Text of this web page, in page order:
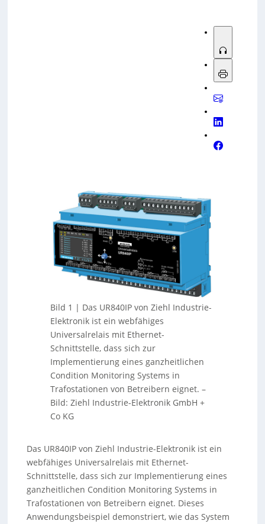
Kommunikations- und Funktionstests, Grenzwerte mit
HTTPS/Zertifikaten) für kritische Infrastrukturen.
Bild 1 | Das UR840IP von Ziehl Industrie-
Elektronik ist ein webfähiges
Universalrelais mit Ethernet-
Schnittstelle, dass sich zur
Implementierung eines ganzheitlichen
Condition Monitoring Systems in
Trafostationen von Betreibern eignet. –
Bild: Ziehl Industrie-Elektronik GmbH +
Co KG
Das UR840IP von Ziehl Industrie-Elektronik ist ein
webfähiges Universalrelais mit Ethernet-
Schnittstelle, dass sich zur Implementierung eines
ganzheitlichen Condition Monitoring Systems in
Trafostationen von Betreibern eignet. Dieses
Anwendungsbeispiel demonstriert, wie das System